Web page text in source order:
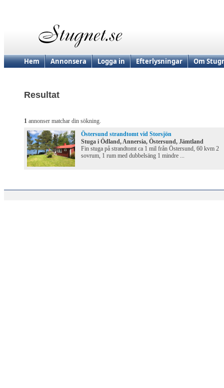
Hem Annonsera Logga in Efterlysningar Om
Resultat
1 annonser matchar din sökning.
Östersund strandtomt vid Storsjön
Stuga i Ödland, Annersia, Östersund, Jämtland
Fin stuga på strandtomt ca 1 mil från Östersund, 60 kvm 2
sovrum, 1 rum med dubbelsäng 1 mindre ...